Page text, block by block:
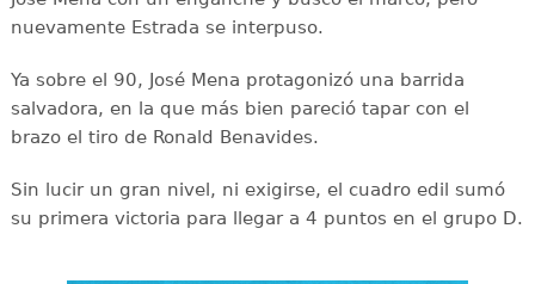
nuevamente Estrada se interpuso.
Ya sobre el 90, José Mena protagonizó una barrida
salvadora, en la que más bien pareció tapar con el
brazo el tiro de Ronald Benavides.
Sin lucir un gran nivel, ni exigirse, el cuadro edil sumó
su primera victoria para llegar a 4 puntos en el grupo D.